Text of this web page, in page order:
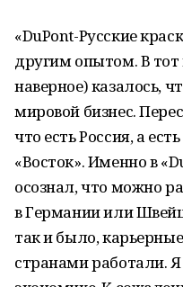
«DuPont-Русские
другим опытом. В
наверное) казалось,
мировой бизнес.
что есть Россия, а
«Восток». Именно в
осознал, что можно
в Германии или
так и было,
странами работали.